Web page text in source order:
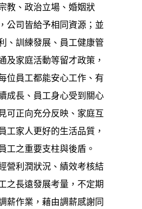
教、政治立場、婚姻狀
公司皆給予相同資源；並
、訓練發展、員工健康管
及家庭活動等留才政策，
位員工都能安心工作、有
成長、員工身心受到關心
可正向充分反映、家庭互
工家人更好的生活品質，
工之重要支柱與後盾。
營利潤狀況、績效考核結
之長遠發展考量，不定期
薪作業，藉由調薪感謝同